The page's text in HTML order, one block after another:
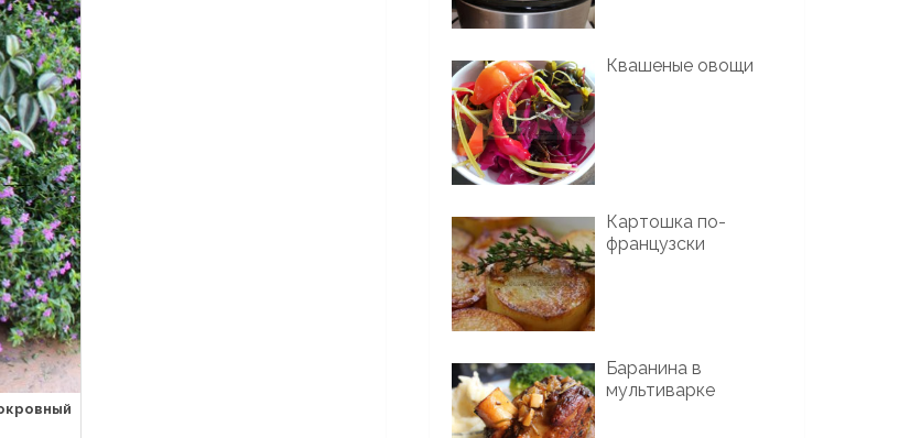
Квашеные овощи
Картошка по-
французски
Баранина в
мультиварке